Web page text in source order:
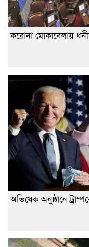
করোনা মোকাবেলায়
অভিষেক অনুষ্ঠানে